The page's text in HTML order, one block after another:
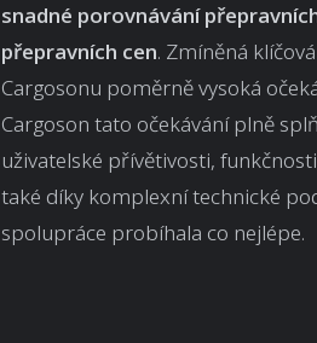
snadné porovnávání
přepravních cen. Zmíněná
Cargosonu poměrně vysoká
Cargoson tato očekávání plně
uživatelské přívětivosti,
také díky komplexní technické
spolupráce probíhala co nejlépe.